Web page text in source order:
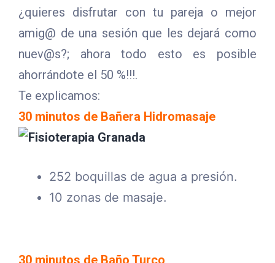
¿quieres disfrutar con tu pareja o mejor
amig@ de una sesión que les dejará como
nuev@s?; ahora todo esto es posible
ahorrándote el 50 %!!!.
Te explicamos:
30 minutos de Bañera Hidromasaje
252 boquillas de agua a presión.
10 zonas de masaje.